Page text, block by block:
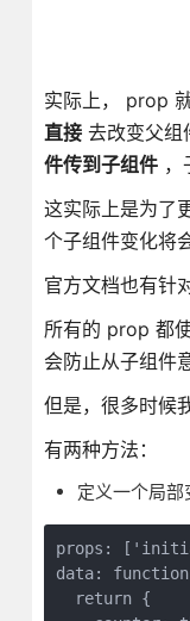
实际上， prop
直接去改变父组
件传到子组件，
这实际上是为了
个子组件变化将
官方文档也有针
所有的 prop 都
会防止从子组件
但是，很多时候
有两种方法：
定义一个局部
props:
data:
  return {